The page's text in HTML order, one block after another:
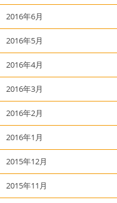
2016年6月
2016年5月
2016年4月
2016年3月
2016年2月
2016年1月
2015年12月
2015年11月